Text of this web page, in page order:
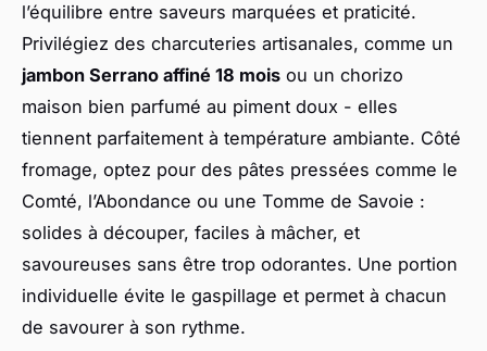
l’équilibre entre saveurs marquées et praticité.
Privilégiez des charcuteries artisanales, comme un
jambon Serrano affiné 18 mois ou un chorizo
maison bien parfumé au piment doux - elles
tiennent parfaitement à température ambiante. Côté
fromage, optez pour des pâtes pressées comme le
Comté, l’Abondance ou une Tomme de Savoie :
solides à découper, faciles à mâcher, et
savoureuses sans être trop odorantes. Une portion
individuelle évite le gaspillage et permet à chacun
de savourer à son rythme.